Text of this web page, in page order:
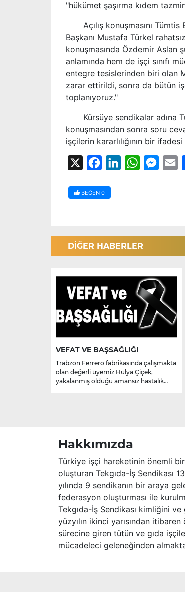
"hükümet şaşırma kıdem
Açılış konuşmasını Tümtis
Başkanı Mustafa Türkel
konuşmasında Özdemir Aslan
anlamında hem de işçi sınıfı
entegre tesislerinden biri olan
zarar ettirildi, sonra da bütün
toplanıyoruz."
Kürsüye sendikalar adına
konuşmasından sonra soru
işçilerin kararlılığının bir ifadesi
FacebookLinkedInWhatsApp
BEĞEN 0
DİĞER HABERLER
VEFAT VE BAŞSAĞLIĞI
Trabzon Ferrero fabrikasında çalışmakta
olan değerli üyemiz Hülya Çiçek,
yakalanmış olduğu amansız hastalık
Hakkımızda
Türkiye işçi hareketinin önemli bir
oluşturan Tekgıda-İş Sendikası
yılında 9 sendikanın bir araya
federasyon oluşturması ile
Tekgıda-İş Sendikası kimliğini ve
yüzyılın ikinci yarısından
sürecine giren tütün ve gıda
mücadeleci geleneğinden